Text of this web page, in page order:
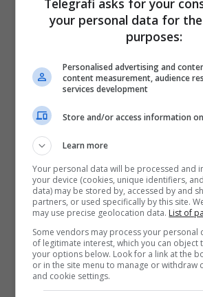
Telegrafi asks for your
your personal data for
purposes:
Personalised advertising and
content measurement, audience
services development
Store and/or access information
Learn more
Your personal data will be processed and
your device (cookies, unique identifiers,
data) may be stored by, accessed by and
partners, or used specifically by this site.
may use precise geolocation data. List of
Some vendors may process your personal
of legitimate interest, which you can object
your options below. Look for a link at the
or in the site menu to manage or withdraw
and cookie settings.